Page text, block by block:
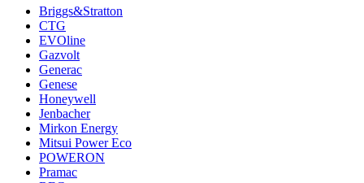
Briggs&Stratton
CTG
EVOline
Gazvolt
Generac
Genese
Honeywell
Jenbacher
Mirkon Energy
Mitsui Power Eco
POWERON
Pramac